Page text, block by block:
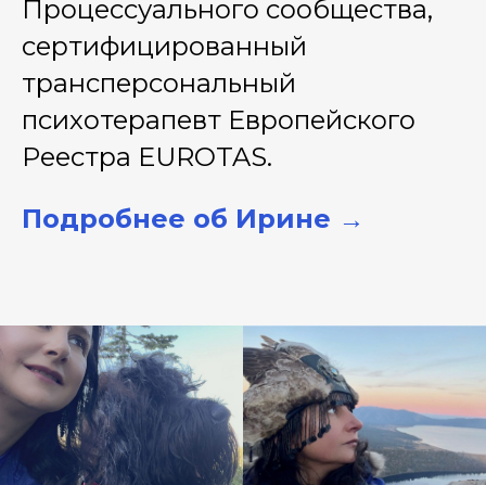
Процессуального сообщества,
сертифицированный
трансперсональный
психотерапевт Европейского
Реестра EUROTAS.
Подробнее об Ирине →